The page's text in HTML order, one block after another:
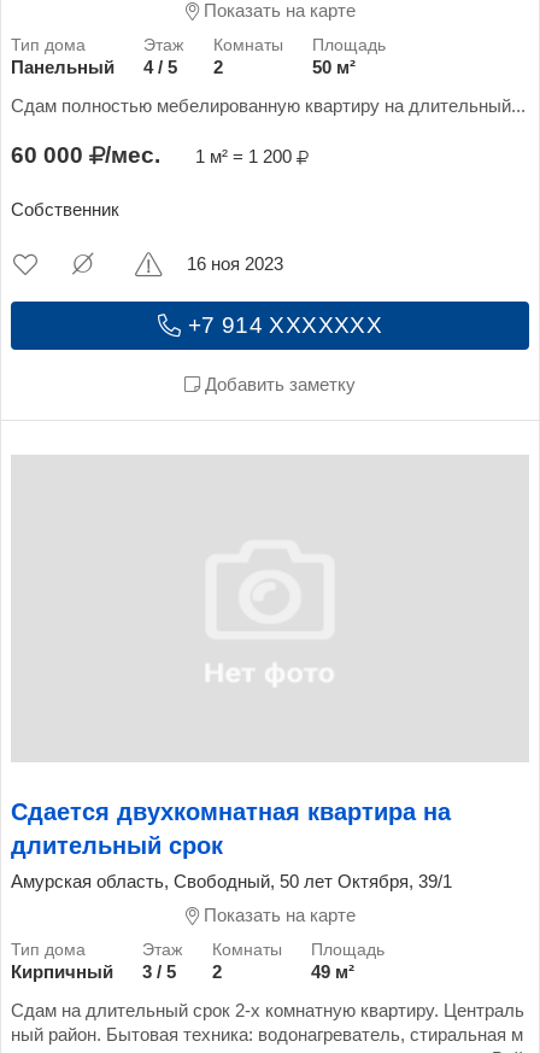
Показать на карте
Панельный 4 / 5 2
50 м²
Сдам полностью мебелированную квартиру на длительный...
60 000 /мес. 1 м² = 1 200
Собственник
+7 914 XXXXXXX
Добавить заметку
16 ноя 2023
Сдается двухкомнатная квартира на
длительный срок
Амурская область, Свободный, 50 лет Октября, 39/1
Показать на карте
Кирпичный 3 / 5 2
49 м²
Сдам на длительный срок 2-х комнатную квартиру. Централь
ный район. Бытовая техника: водонагреватель, стиральная м